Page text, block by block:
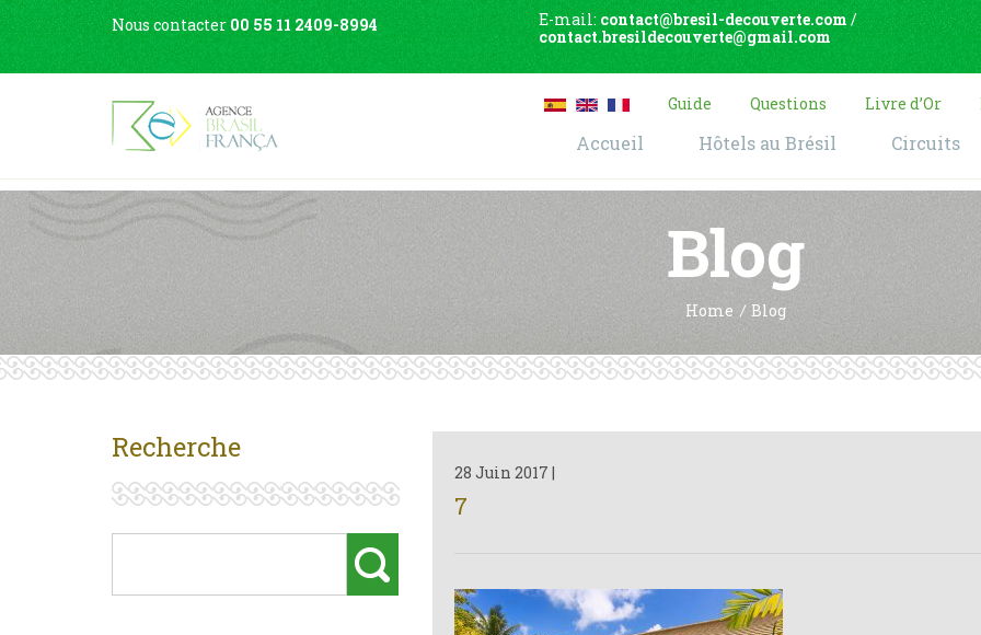
Nous contacter 00 55 11 2409-8994 E-mail: contact@bresil-decouverte.com /
contact.bresildecouverte@gmail.com
Guide Questions Livre d’Or
Accueil Hôtels au Brésil Circuits
Blog
Home Blog
Recherche
28 Juin 2017 |
7